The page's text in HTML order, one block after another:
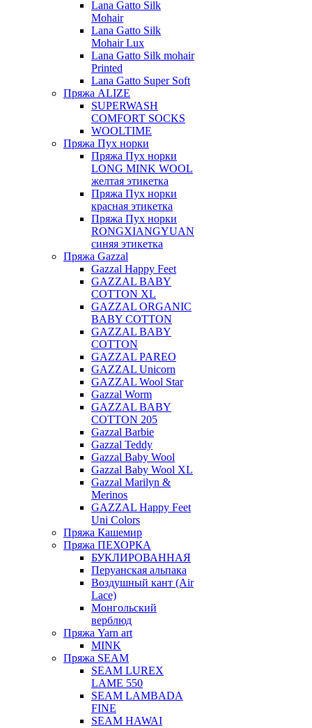
Lana Gatto Silk
Mohair
Lana Gatto Silk
Mohair Lux
Lana Gatto Silk mohair
Printed
Lana Gatto Super Soft
Пряжа ALIZE
SUPERWASH
COMFORT SOCKS
WOOLTIME
Пряжа Пух норки
Пряжа Пух норки
LONG MINK WOOL
желтая этикетка
Пряжа Пух норки
красная этикетка
Пряжа Пух норки
RONGXIANGYUAN
синяя этикетка
Пряжа Gazzal
Gazzal Happy Feet
GAZZAL BABY
COTTON XL
GAZZAL ORGANIC
BABY COTTON
GAZZAL BABY
COTTON
GAZZAL PAREO
GAZZAL Unicorn
GAZZAL Wool Star
Gazzal Worm
GAZZAL BABY
COTTON 205
Gazzal Barbie
Gazzal Teddy
Gazzal Baby Wool
Gazzal Baby Wool XL
Gazzal Marilyn &
Merinos
GAZZAL Happy Feet
Uni Colors
Пряжа Кашемир
Пряжа ПЕХОРКА
БУКЛИРОВАННАЯ
Перуанская альпака
Воздушный кант (Air
Lace)
Монгольский
верблюд
Пряжа Yarn art
MINK
Пряжа SEAM
SEAM LUREX
LAME 550
SEAM LAMBADA
FINE
SEAM HAWAI